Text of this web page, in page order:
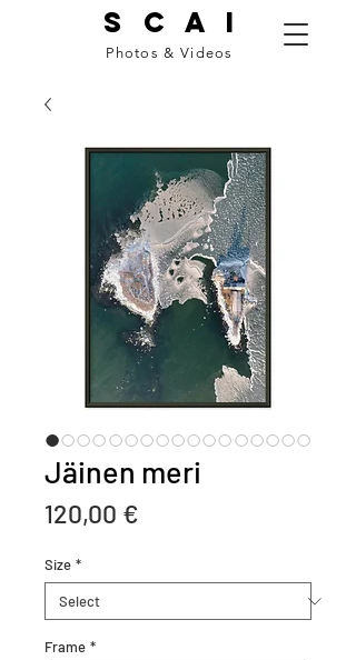
S C A I
Photos & Videos
Jäinen meri
120,00 €
Size *
Frame *